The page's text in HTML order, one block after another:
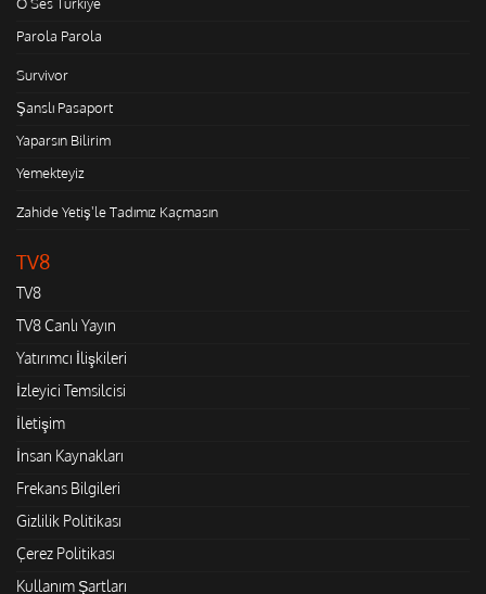
Parola Parola
Survivor
Şanslı Pasaport
Yaparsın Bilirim
Yemekteyiz
Zahide Yetiş'le Tadımız Kaçmasın
TV8
TV8
TV8 Canlı Yayın
Yatırımcı İlişkileri
İzleyici Temsilcisi
İletişim
İnsan Kaynakları
Frekans Bilgileri
Gizlilik Politikası
Çerez Politikası
Kullanım Şartları